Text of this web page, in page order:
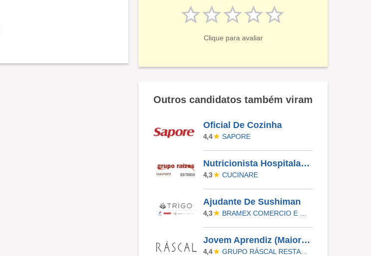
Clique para avaliar
Outros candidatos também viram
Oficial De Cozinha
4,4 SAPORE
Nutricionista Hospitalar – Guarulhos/SP
4,3 CUCINARE
Ajudante De Sushiman
4,3
Jovem Aprendiz (Maiores De 18) - Ráscal Shop. Villa Lobos
4,4